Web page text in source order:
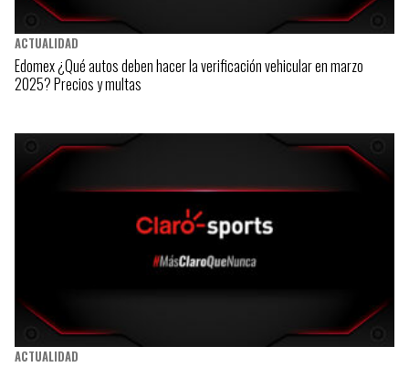
ACTUALIDAD
Edomex ¿Qué autos deben hacer la verificación vehicular en marzo
2025? Precios y multas
ACTUALIDAD